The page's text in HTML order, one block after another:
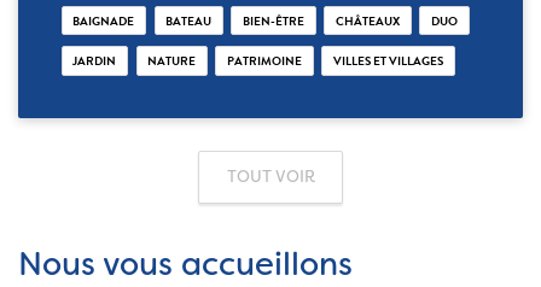
BAIGNADE BATEAU BIEN-ÊTRE CHÂTEAUX DUO
JARDIN NATURE PATRIMOINE VILLES ET VILLAGES
TOUT VOIR
Nous vous accueillons